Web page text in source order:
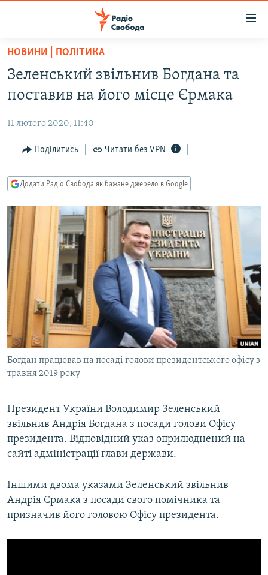
Перейти
основного
матеріалу
до
навігації
Перейти
до
ПОЛІТИКА
ЕКОНОМІКА
КУЛЬТУРА
СПОРТ
УКРАЇНА
СВІТ
ВІЙНА
РОСІЙСЬКА «ФІЛЬТРАЦІЯ»
КРИМ.РЕАЛІЇ
ТИ ЯК?
СХЕМИ
КИТАЙ.ВИКЛИКИ
МУЛЬТИМЕДІА
ФОТО
СПЕЦПРОЄКТИ
ПОДКАСТИ
КРИМ РЕАЛІЇ
УКР
КТАТ
НОВИНИ | ПОЛІТИКА
Зеленський звільнив Богдана та
поставив на його місце Єрмака
11 лютого 2020, 11:40
Поділитись Читати без VPN
Додати Радіо Свобода як бажане джерело в Google
Богдан працював на посаді голови президентського офісу з
травня 2019 року
Президент України Володимир Зеленський
звільнив Андрія Богдана з посади голови Офісу
президента. Відповідний указ оприлюднений на
сайті адміністрації глави держави.
Іншими двома указами Зеленський звільнив
Андрія Єрмака з посади свого помічника та
призначив його головою Офісу президента.